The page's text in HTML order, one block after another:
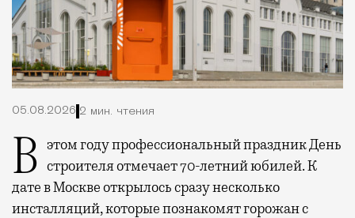
05.08.2026 2 мин. чтения
В этом году профессиональный праздник День строителя отмечает 70-летний юбилей. К
дате в Москве открылось сразу несколько
инсталляций, которые познакомят горожан с